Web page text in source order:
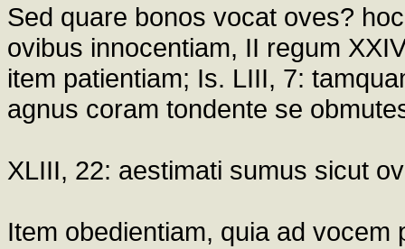
Sed quare bonos vocat oves?
ovibus innocentiam, II regum
item patientiam; Is. LIII, 7:
agnus coram tondente se
XLIII, 22: aestimati sumus sicut
Item obedientiam, quia ad